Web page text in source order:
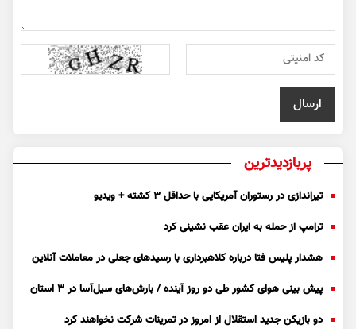
پربازدیدترین
تیراندازی در رستوران آمریکایی با حداقل ۳ کشته + ویدیو
ترامپ از حمله به ایران عقب نشینی کرد
هشدار پلیس فتا درباره کلاهبرداری با رسید‌های جعلی در معاملات آنلاین
پیش بینی هوای کشور طی دو روز آینده / بارش‌های سیل‌آسا در ۳ استان
دو بازیکن جدید استقلال از امروز در تمرینات شرکت نخواهند کرد